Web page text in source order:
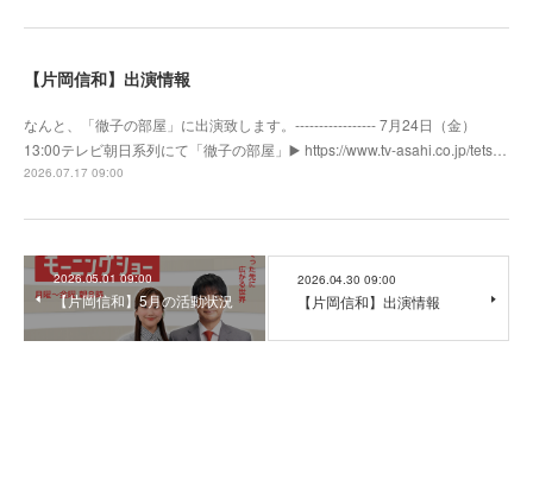
【片岡信和】出演情報
なんと、「徹子の部屋」に出演致します。----------------- 7月24日（金）
13:00テレビ朝日系列にて「徹子の部屋」▶️ https://www.tv-asahi.co.jp/tets…
2026.07.17 09:00
2026.05.01 09:00
【片岡信和】5月の活動状況
2026.04.30 09:00
【片岡信和】出演情報